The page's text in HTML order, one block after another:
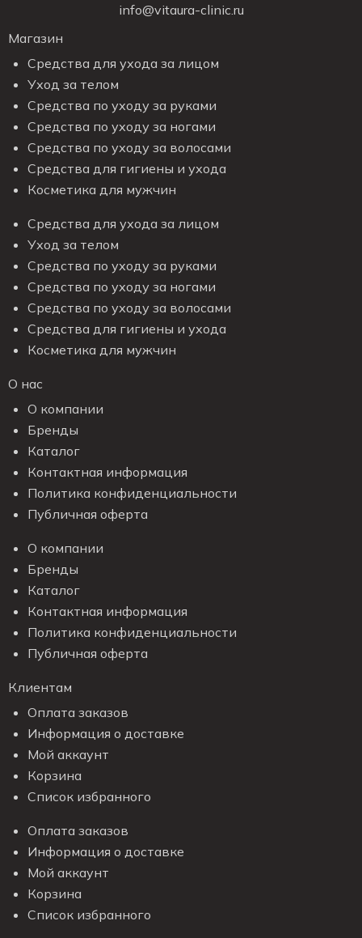
info@vitaura-clinic.ru
Магазин
Средства для ухода за лицом
Уход за телом
Средства по уходу за руками
Средства по уходу за ногами
Средства по уходу за волосами
Средства для гигиены и ухода
Косметика для мужчин
Средства для ухода за лицом
Уход за телом
Средства по уходу за руками
Средства по уходу за ногами
Средства по уходу за волосами
Средства для гигиены и ухода
Косметика для мужчин
О нас
О компании
Бренды
Каталог
Контактная информация
Политика конфиденциальности
Публичная оферта
О компании
Бренды
Каталог
Контактная информация
Политика конфиденциальности
Публичная оферта
Клиентам
Оплата заказов
Информация о доставке
Мой аккаунт
Корзина
Список избранного
Оплата заказов
Информация о доставке
Мой аккаунт
Корзина
Список избранного